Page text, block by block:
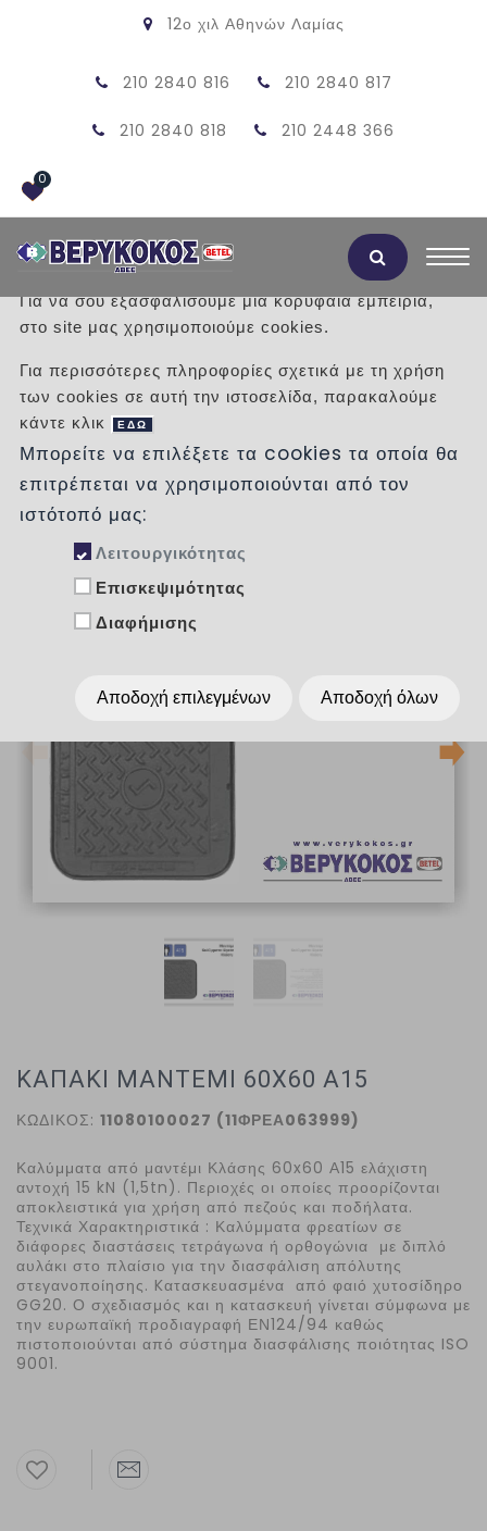
12ο χιλ Αθηνών Λαμίας
210 2840 816 210 2840 817
210 2840 818 210 2448 366
0
/ Προϊόντα /
ΠΡΟΙΟΝΤΑ ΤΣΙΜΕΝΤΟΥ
ΦΡΕΑΤΙΑ
ΚΑΠΑΚΙΑ ΚΑΙ ΣΧΑΡΕΣ ΜΑΝΤΕΜΙ Α15
ΚΑΠΑΚΙ ΜΑΝΤΕΜΙ 60Χ60 Α15
ΚΩΔΙΚΟΣ: 11080100027 (11ΦΡΕΑ063999)
Καλύμματα από μαντέμι Κλάσης 60x60 Α15 ελάχιστη
αντοχή 15 kN (1,5tn). Περιοχές οι οποίες προορίζονται
αποκλειστικά για χρήση από πεζούς και ποδήλατα.
Τεχνικά Χαρακτηριστικά : Καλύμματα φρεατίων σε
διάφορες διαστάσεις τετράγωνα ή ορθογώνια με διπλό
αυλάκι στο πλαίσιο για την διασφάλιση απόλυτης
στεγανοποίησης. Kατασκευασμένα από φαιό χυτοσίδηρο
GG20. Ο σχεδιασμός και η κατασκευή γίνεται σύμφωνα με
την ευρωπαϊκή προδιαγραφή ΕΝ124/94 καθώς
πιστοποιούνται από σύστημα διασφάλισης ποιότητας ISO
9001.
Αποδοχή Cookies
Για να σου εξασφαλίσουμε μια κορυφαία εμπειρία,
στο site μας χρησιμοποιούμε cookies.
Για περισσότερες πληροφορίες σχετικά με τη χρήση
των cookies σε αυτή την ιστοσελίδα, παρακαλούμε
κάντε κλικ
ΕΔΩ
Μπορείτε να επιλέξετε τα cookies τα οποία θα
επιτρέπεται να χρησιμοποιούνται από τον
ιστότοπό μας:
Λειτουργικότητας
Επισκεψιμότητας
Διαφήμισης
Αποδοχή επιλεγμένων Αποδοχή όλων